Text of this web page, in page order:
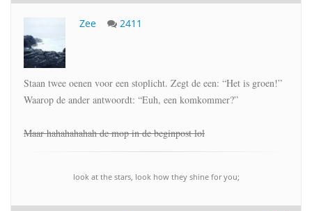
Zee 2411
Staan twee oenen voor een stoplicht. Zegt de een: “Het is groen!”
Waarop de ander antwoordt: “Euh, een komkommer?”
Maar hahahahahah de mop in de beginpost lol
look at the stars, look how they shine for you;